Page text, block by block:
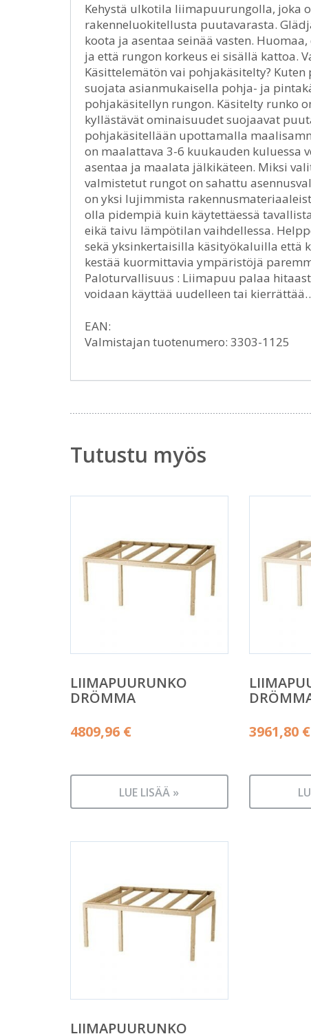
Kehystä ulkotila liimapuurungolla, joka
rakenneluokitellusta puutavarasta.
koota ja asentaa seinää vasten.
ja että rungon korkeus ei sisällä kattoa.
Käsittelemätön vai pohjakäsitelty?
suojata asianmukaisella pohja- ja
pohjakäsitellyn rungon. Käsitelty runko
kyllästävät ominaisuudet suojaavat
pohjakäsitellään upottamalla
on maalattava 3-6 kuukauden kuluessa
asentaa ja maalata jälkikäteen. Miksi
valmistetut rungot on sahattu
on yksi lujimmista
olla pidempiä kuin käytettäessä
eikä taivu lämpötilan vaihdellessa.
sekä yksinkertaisilla käsityökaluilla että
kestää kuormittavia ympäristöjä
Paloturvallisuus : Liimapuu palaa
voidaan käyttää uudelleen tai
EAN:
Valmistajan tuotenumero: 3303-1125
Tutustu myös
LIIMAPUURUNKO
DRÖMMA
4809,96 €
LUE LISÄÄ »
3961,80 €
LIIMAPUURUNKO